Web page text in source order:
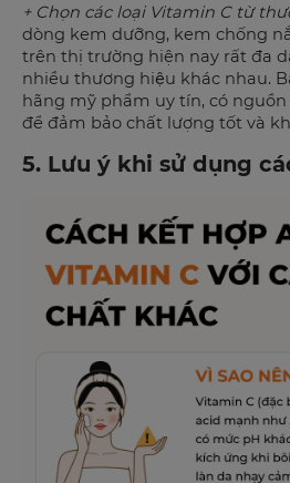
+ Chọn các loại Vitamin C từ
dòng kem dưỡng, kem chống
trên thị trường hiện nay rất đa
nhiều thương hiệu khác nhau.
hãng mỹ phẩm uy tín, có
để đảm bảo chất lượng tốt và
5. Lưu ý khi sử dụng